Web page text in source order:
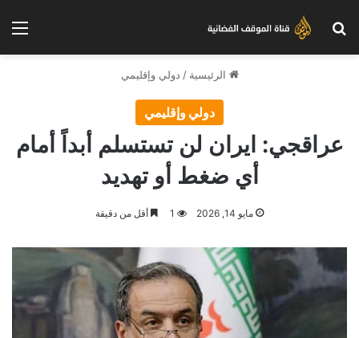
بحث عن
الرئيسية / دولي وإقليمي
دولي وإقليمي
عراقجي: ايران لن تستسلم أبداً أمام
أي ضغط أو تهديد
مايو 14, 2026 1 أقل من دقيقة